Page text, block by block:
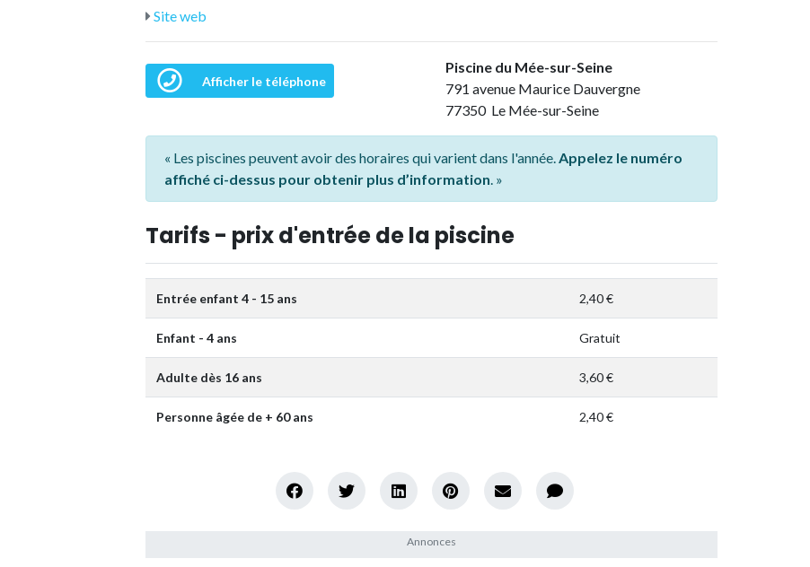
Site web
Afficher le téléphone
Piscine du Mée-sur-Seine
791 avenue Maurice Dauvergne
77350 Le Mée-sur-Seine
« Les piscines peuvent avoir des horaires qui varient dans l'année.Appelez le numéro
affiché ci-dessus pour obtenir plus d’information. »
Tarifs - prix d'entrée de la piscine
Entrée enfant 4 - 15 ans 2,40 €
Enfant - 4 ans Gratuit
Adulte dès 16 ans 3,60 €
Personne âgée de + 60 ans 2,40 €